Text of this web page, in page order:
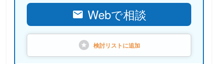
Webで相談
検討リストに追加